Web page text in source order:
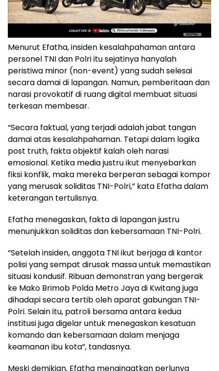
Menurut Efatha, insiden kesalahpahaman antara
personel TNI dan Polri itu sejatinya hanyalah
peristiwa minor (non-event) yang sudah selesai
secara damai di lapangan. Namun, pemberitaan dan
narasi provokatif di ruang digital membuat situasi
terkesan membesar.
“Secara faktual, yang terjadi adalah jabat tangan
damai atas kesalahpahaman. Tetapi dalam logika
post truth, fakta objektif kalah oleh narasi
emosional. Ketika media justru ikut menyebarkan
fiksi konflik, maka mereka berperan sebagai kompor
yang merusak soliditas TNI-Polri,” kata Efatha dalam
keterangan tertulisnya.
Efatha menegaskan, fakta di lapangan justru
menunjukkan soliditas dan kebersamaan TNI-Polri.
“Setelah insiden, anggota TNI ikut berjaga di kantor
polisi yang sempat dirusak massa untuk memastikan
situasi kondusif. Ribuan demonstran yang bergerak
ke Mako Brimob Polda Metro Jaya di Kwitang juga
dihadapi secara tertib oleh aparat gabungan TNI-
Polri. Selain itu, patroli bersama antara kedua
institusi juga digelar untuk menegaskan kesatuan
komando dan kebersamaan dalam menjaga
keamanan ibu kota”, tandasnya.
Meski demikian, Efatha mengingatkan perlunya